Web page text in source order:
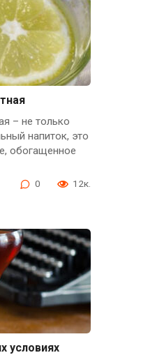
– не только
напиток, это
обогащенное
0 12к.
условиях